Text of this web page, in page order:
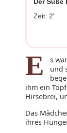
Zeit: 2'
E
s
und
ihm ein
Hirsebrei,
Das
ihres